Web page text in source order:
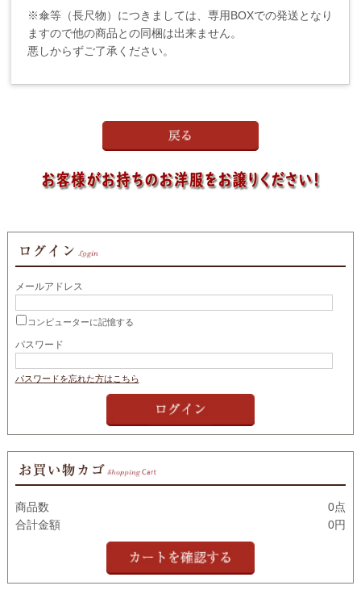
※傘等（長尺物）につきましては、専用BOXでの発送となり
ますので他の商品との同梱は出来ません。
悪しからずご了承ください。
メールアドレス
コンピューターに記憶する
パスワード
パスワードを忘れた方はこちら
商品数
0点
合計金額
0円